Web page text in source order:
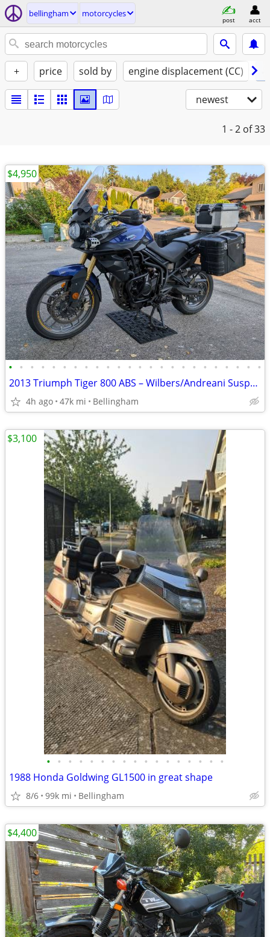
bellingham motorcycles
post acct
+ price sold by engine displacement (CC)
newest
1 - 2 of 33
• • • • • • • • • • • • • • • • • • • • • • • •
2013 Triumph Tiger 800 ABS – Wilbers/Andreani Suspension – Fully Equip
4h ago 47k mi Bellingham
$4,950
• • • • • • • • • • • • • • • • •
1988 Honda Goldwing GL1500 in great shape
8/6 99k mi Bellingham
$3,100
$4,400